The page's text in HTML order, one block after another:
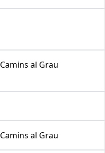
Camins al Grau
Camins al Grau